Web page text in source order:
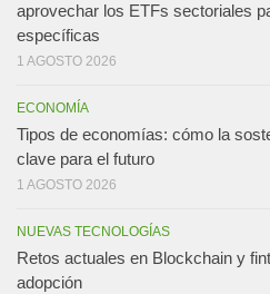
aprovechar los ETFs sectoriales
específicas
1 AGOSTO 2026
ECONOMÍA
Tipos de economías: cómo la
clave para el futuro
1 AGOSTO 2026
NUEVAS TECNOLOGÍAS
Retos actuales en Blockchain y
adopción